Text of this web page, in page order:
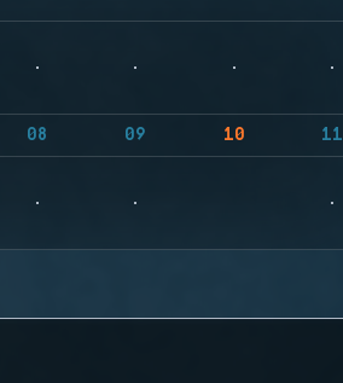
08 09 10 11